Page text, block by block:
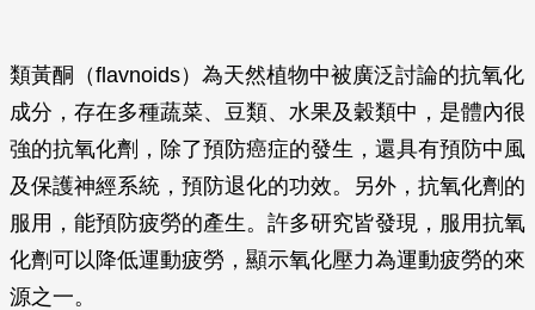
類黃酮（flavnoids）為天然植物中被廣泛討論的抗氧化
成分，存在多種蔬菜、豆類、水果及穀類中，是體內很
強的抗氧化劑，除了預防癌症的發生，還具有預防中風
及保護神經系統，預防退化的功效。另外，抗氧化劑的
服用，能預防疲勞的產生。許多研究皆發現，服用抗氧
化劑可以降低運動疲勞，顯示氧化壓力為運動疲勞的來
源之一。